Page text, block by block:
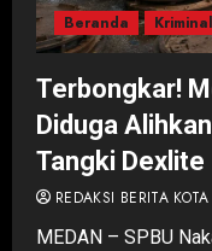
Beranda Kriminal
Terbongkar!
Diduga
Tangki Dexlite
REDAKSI BERITA
MEDAN – SPBU